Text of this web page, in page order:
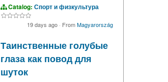
Catalog: Спорт и физкультура
19 days ago · FromMagyarország
Таинственные голубые
глаза как повод для
шуток